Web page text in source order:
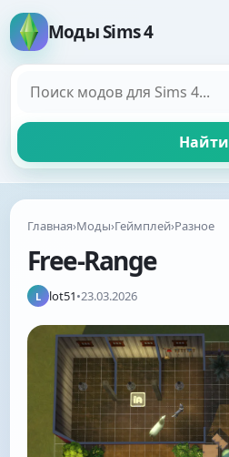
Моды Sims 4
Найти
Главная›Моды›Геймплей›Разное
Free-Range
L lot51•23.03.2026